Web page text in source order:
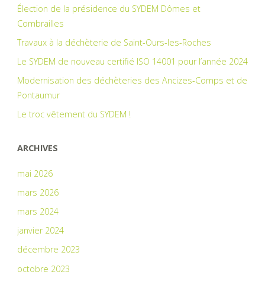
Élection de la présidence du SYDEM Dômes et
Combrailles
Travaux à la déchèterie de Saint-Ours-les-Roches
Le SYDEM de nouveau certifié ISO 14001 pour l’année 2024
Modernisation des déchèteries des Ancizes-Comps et de
Pontaumur
Le troc vêtement du SYDEM !
ARCHIVES
mai 2026
mars 2026
mars 2024
janvier 2024
décembre 2023
octobre 2023